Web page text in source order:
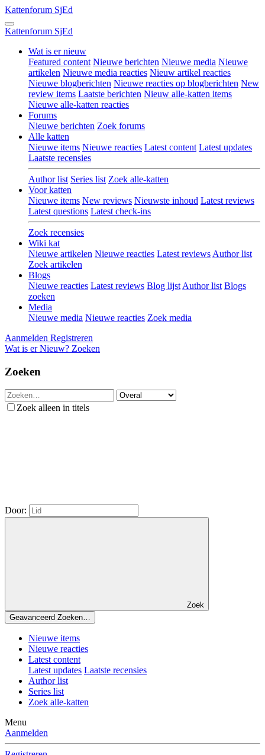
Kattenforum SjEd
Kattenforum SjEd
Wat is er nieuw
Featured content Nieuwe berichten Nieuwe media Nieuwe
artikelen Nieuwe media reacties Nieuw artikel reacties
Nieuwe blogberichten Nieuwe reacties op blogberichten New
review items Laatste berichten Nieuw alle-katten items
Nieuwe alle-katten reacties
Forums
Nieuwe berichten Zoek forums
Alle katten
Nieuwe items Nieuwe reacties Latest content Latest updates
Laatste recensies
Author list Series list Zoek alle-katten
Voor katten
Nieuwe items New reviews Nieuwste inhoud Latest reviews
Latest questions Latest check-ins
Zoek recensies
Wiki kat
Nieuwe artikelen Nieuwe reacties Latest reviews Author list
Zoek artikelen
Blogs
Nieuwe reacties Latest reviews Blog lijst Author list Blogs
zoeken
Media
Nieuwe media Nieuwe reacties Zoek media
Aanmelden Registreren
Wat is er Nieuw? Zoeken
Zoeken
Zoek alleen in titels
Door:
Zoek
Geavanceerd Zoeken…
Nieuwe items
Nieuwe reacties
Latest content
Latest updates Laatste recensies
Author list
Series list
Zoek alle-katten
Menu
Aanmelden